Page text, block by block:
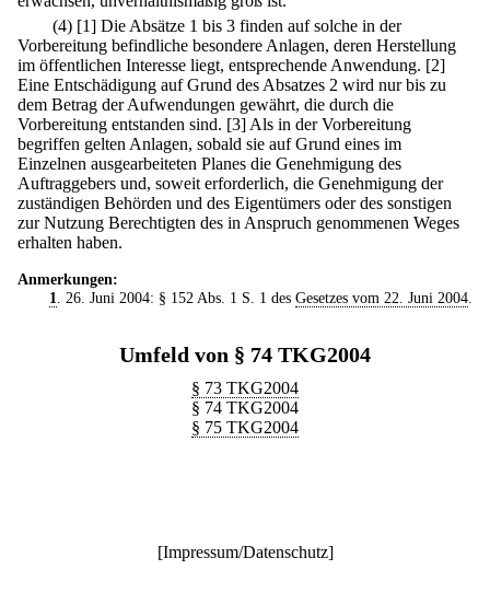
(4) [1] Die Absätze 1 bis 3 finden auf solche in der
Vorbereitung befindliche besondere Anlagen, deren Herstellung
im öffentlichen Interesse liegt, entsprechende Anwendung. [2]
Eine Entschädigung auf Grund des Absatzes 2 wird nur bis zu
dem Betrag der Aufwendungen gewährt, die durch die
Vorbereitung entstanden sind. [3] Als in der Vorbereitung
begriffen gelten Anlagen, sobald sie auf Grund eines im
Einzelnen ausgearbeiteten Planes die Genehmigung des
Auftraggebers und, soweit erforderlich, die Genehmigung der
zuständigen Behörden und des Eigentümers oder des sonstigen
zur Nutzung Berechtigten des in Anspruch genommenen Weges
erhalten haben.
Anmerkungen:
1
. 26. Juni 2004: § 152 Abs. 1 S. 1 des Gesetzes vom 22. Juni 2004.
Umfeld von § 74 TKG2004
§ 73 TKG2004
§ 74 TKG2004
§ 75 TKG2004
[Impressum/Datenschutz]